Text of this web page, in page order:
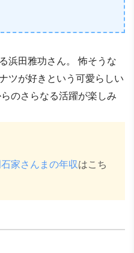
浜田雅功さん。 怖そうな
ツが好きという可愛らしい
のさらなる活躍が楽しみ
家さんまの年収はこち